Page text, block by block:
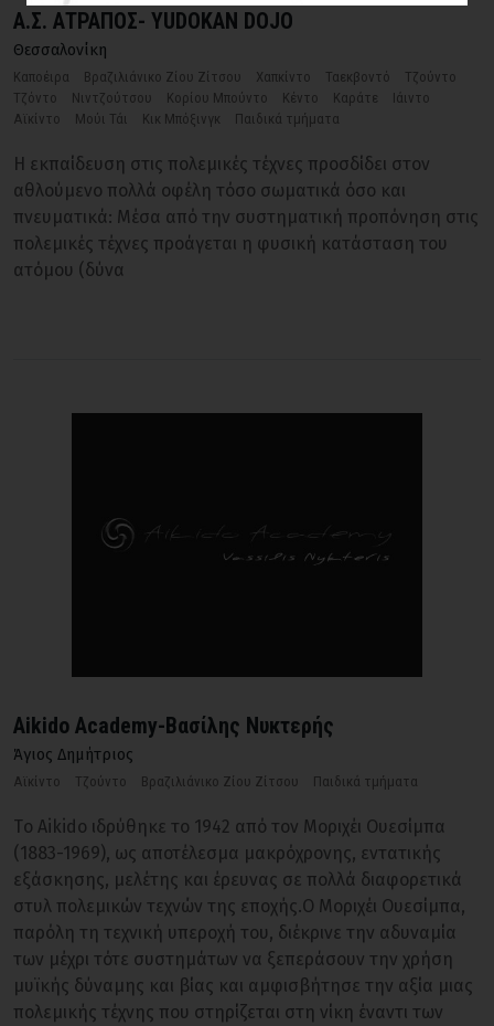
A.Σ. ΑΤΡΑΠΟΣ- ΥUDOKAN DOJO
Θεσσαλονίκη
Καποέιρα Βραζιλιάνικο Ζίου Ζίτσου Χαπκίντο Ταεκβοντό
Τζούντο
Τζόντο
Νιντζούτσου Κορίου Μπούντο Κέντο Καράτε
Ιάιντο
Αϊκίντο
Μούι Τάι Κικ Μπόξινγκ Παιδικά τμήματα
Η εκπαίδευση στις πολεμικές τέχνες προσδίδει στον
αθλούμενο πολλά οφέλη τόσο σωματικά όσο και
πνευματικά: Μέσα από την συστηματική προπόνηση στις
πολεμικές τέχνες προάγεται η φυσική κατάσταση του
ατόμου (δύνα
Aikido Academy-Βασίλης Νυκτερής
Άγιος Δημήτριος
Αϊκίντο Τζούντο Βραζιλιάνικο Ζίου Ζίτσου Παιδικά τμήματα
Tο Aikido ιδρύθηκε το 1942 από τον Μοριχέι Ουεσίμπα
(1883-1969), ως αποτέλεσμα μακρόχρονης, εντατικής
εξάσκησης, μελέτης και έρευνας σε πολλά διαφορετικά
στυλ πολεμικών τεχνών της εποχής.Ο Μοριχέι Ουεσίμπα,
παρόλη τη τεχνική υπεροχή του, διέκρινε την αδυναμία
των μέχρι τότε συστημάτων να ξεπεράσουν την χρήση
μυϊκής δύναμης και βίας και αμφισβήτησε την αξία μιας
πολεμικής τέχνης που στηρίζεται στη νίκη έναντι των